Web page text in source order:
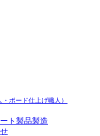
・ボード仕上げ職人）
ト製品製造